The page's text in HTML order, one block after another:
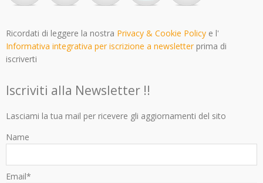
Ricordati di leggere la nostra Privacy & Cookie Policy e l'
Informativa integrativa per iscrizione a newsletterprima di
iscriverti
Iscriviti alla Newsletter !!
Lasciami la tua mail per ricevere gli aggiornamenti del sito
Name
Email*